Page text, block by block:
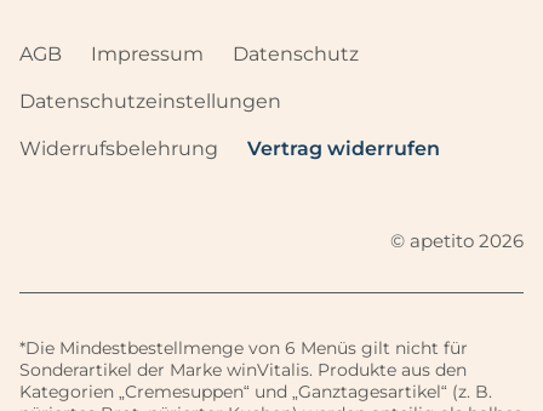
AGB Impressum Datenschutz
Datenschutzeinstellungen
Widerrufsbelehrung Vertrag widerrufen
© apetito 2026
*Die Mindestbestellmenge von 6 Menüs gilt nicht für
Sonderartikel der Marke winVitalis. Produkte aus den
Kategorien „Cremesuppen“ und „Ganztagesartikel“ (z. B.